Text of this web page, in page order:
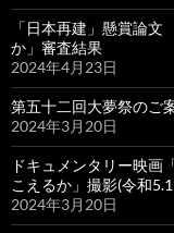
「日本再建」懸賞論
か」審査結果
2024年4月23日
第五十二回大夢祭のご
2024年3月20日
ドキュメンタリー映
こえるか」撮影(令和
2024年3月20日